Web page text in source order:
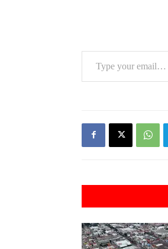
Type your email…